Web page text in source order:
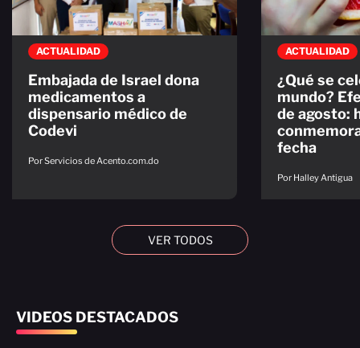
ACTUALIDAD
Embajada de Israel dona
medicamentos a
dispensario médico de
Codevi
Por Servicios de Acento.com.do
ACTUALIDAD
¿Qué se
mundo?
de agosto:
fecha
Por Halley Antigua
VER TODOS
VIDEOS DESTACADOS